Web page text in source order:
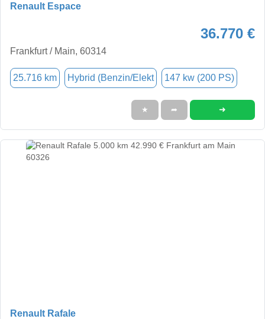
Renault Espace
36.770 €
Frankfurt / Main, 60314
25.716 km Hybrid (Benzin/Elekt 147 kw (200 PS)
★ ➦ ➜
Renault Rafale